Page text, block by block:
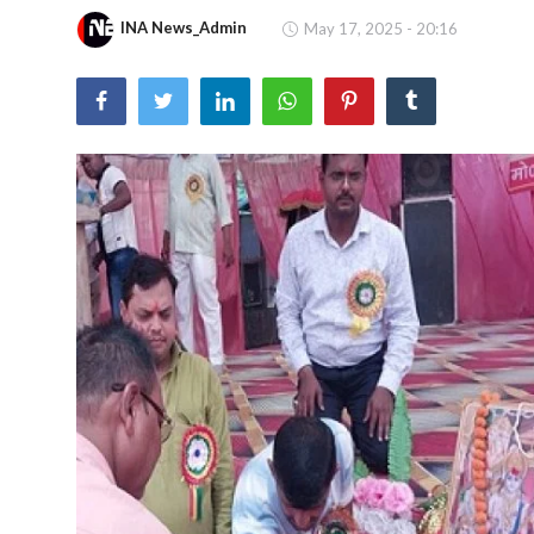
वायरल न्यूज़
INA News_Admin May 17, 2025 - 20:16